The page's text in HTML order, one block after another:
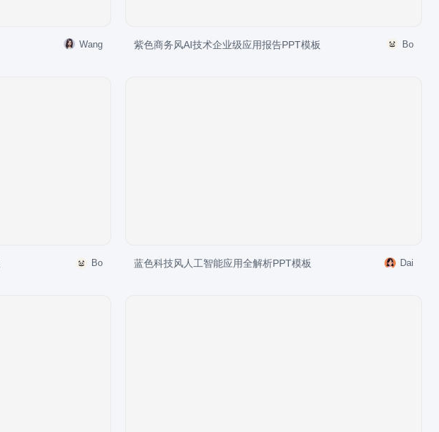
Wang 紫色商务风AI技术企业级应用报告PPT模板 Bo
Bo 蓝色科技风人工智能应用全解析PPT模板 Dai